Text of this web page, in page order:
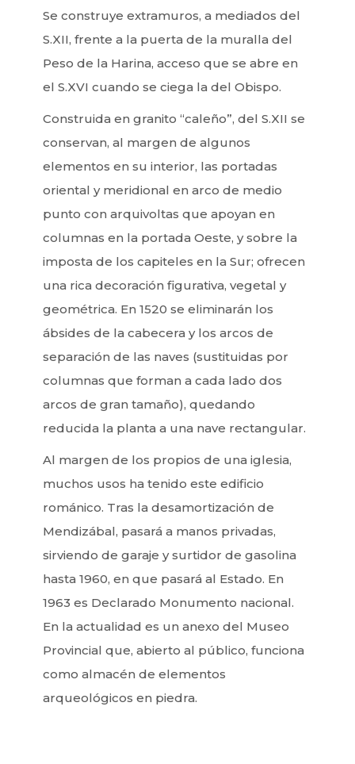
Se construye extramuros, a mediados del
S.XII, frente a la puerta de la muralla del
Peso de la Harina, acceso que se abre en
el S.XVI cuando se ciega la del Obispo.
Construida en granito “caleño”, del S.XII se
conservan, al margen de algunos
elementos en su interior, las portadas
oriental y meridional en arco de medio
punto con arquivoltas que apoyan en
columnas en la portada Oeste, y sobre la
imposta de los capiteles en la Sur; ofrecen
una rica decoración figurativa, vegetal y
geométrica. En 1520 se eliminarán los
ábsides de la cabecera y los arcos de
separación de las naves (sustituidas por
columnas que forman a cada lado dos
arcos de gran tamaño), quedando
reducida la planta a una nave rectangular.
Al margen de los propios de una iglesia,
muchos usos ha tenido este edificio
románico. Tras la desamortización de
Mendizábal, pasará a manos privadas,
sirviendo de garaje y surtidor de gasolina
hasta 1960, en que pasará al Estado. En
1963 es Declarado Monumento nacional.
En la actualidad es un anexo del Museo
Provincial que, abierto al público, funciona
como almacén de elementos
arqueológicos en piedra.